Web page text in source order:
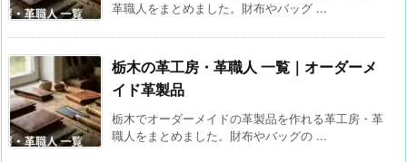
革職人をまとめました。財布やバッグ ...
栃木の革工房・革職人 一覧｜オーダーメ
イド革製品
栃木でオーダーメイドの革製品を作れる革工房・革
職人をまとめました。財布やバッグの ...